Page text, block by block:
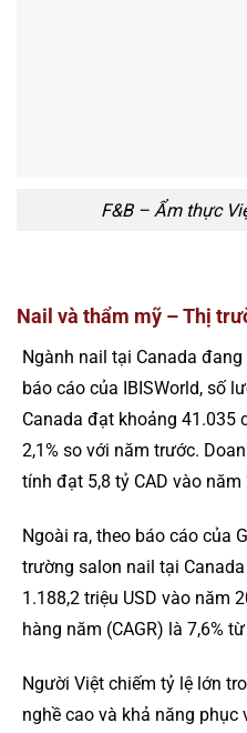
F&B – Ẩm thực
Nail và thẩm mỹ – Thị
Ngành nail tại Canada
báo cáo của IBISWorld, số
Canada đạt khoảng 41.035
2,1% so với năm trước.
tính đạt 5,8 tỷ CAD vào năm
Ngoài ra, theo báo cáo của
trường salon nail tại
1.188,2 triệu USD vào năm
hàng năm (CAGR) là 7,6%
Người Việt chiếm tỷ lệ lớn
nghề cao và khả năng